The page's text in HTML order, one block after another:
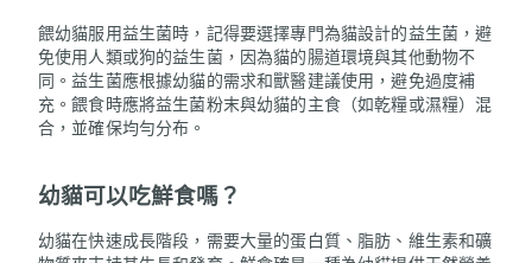
餵幼貓服用益生菌時，記得要選擇專門為貓設計的益生菌，避
免使用人類或狗的益生菌，因為貓的腸道環境與其他動物不
同。益生菌應根據幼貓的需求和獸醫建議使用，避免過度補
充。餵食時應將益生菌粉末與幼貓的主食（如乾糧或濕糧）混
合，並確保均勻分布。
幼貓可以吃鮮食嗎？
幼貓在快速成長階段，需要大量的蛋白質、脂肪、維生素和礦